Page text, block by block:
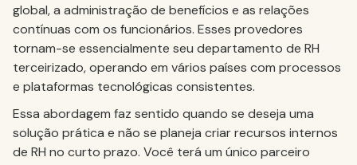
global, a administração de benefícios e as relações
contínuas com os funcionários. Esses provedores
tornam-se essencialmente seu departamento de RH
terceirizado, operando em vários países com processos
e plataformas tecnológicas consistentes.
Essa abordagem faz sentido quando se deseja uma
solução prática e não se planeja criar recursos internos
de RH no curto prazo. Você terá um único parceiro